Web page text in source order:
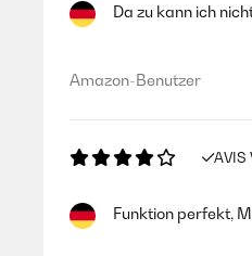
AVIS
lavorato alla perfezione
Utente Amazon
AVIS
Da zu kann ich
Amazon-Benutzer
AVIS
Funktion perfekt,